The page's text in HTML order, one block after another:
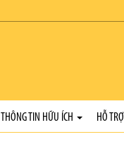
THÔNG TIN HỮU ÍCH HỖ TRỢ